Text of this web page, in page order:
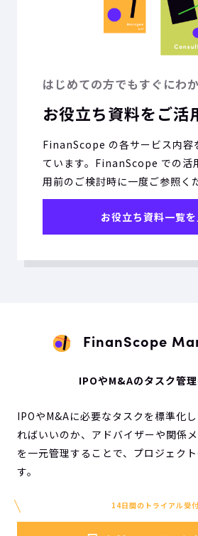
はじめての方でもすぐにわ
お役立ち資料をご活
FinanScope の各サービス内容
ています。FinanScope での活
用前のご検討時に一度ご参照く
お役立ち資料一覧
FinanScope
IPOやM&Aのタスク管
IPOやM&Aに必要なタスクを標準化
ればいいのか、アドバイザーや関係
を一元管理することで、プロジェク
す。
14日間のトライアル受